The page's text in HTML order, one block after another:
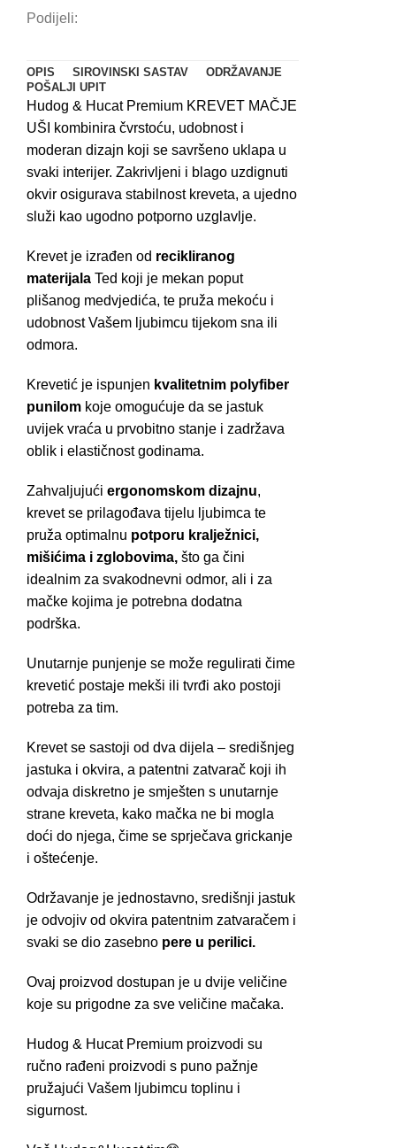
Podijeli:
OPIS SIROVINSKI SASTAV
ODRŽAVANJE
POŠALJI UPIT
Hudog & Hucat Premium KREVET MAČJE
UŠI kombinira čvrstoću, udobnost i
moderan dizajn koji se savršeno uklapa u
svaki interijer. Zakrivljeni i blago uzdignuti
okvir osigurava stabilnost kreveta, a ujedno
služi kao ugodno potporno uzglavlje.
Krevet je izrađen od recikliranog
materijala Ted koji je mekan poput
plišanog medvjedića, te pruža mekoću i
udobnost Vašem ljubimcu tijekom sna ili
odmora.
Krevetić je ispunjen kvalitetnim polyfiber
punilom koje omogućuje da se jastuk
uvijek vraća u prvobitno stanje i zadržava
oblik i elastičnost godinama.
Zahvaljujući ergonomskom dizajnu,
krevet se prilagođava tijelu ljubimca te
pruža optimalnu potporu kralježnici,
mišićima i zglobovima, što ga čini
idealnim za svakodnevni odmor, ali i za
mačke kojima je potrebna dodatna
podrška.
Unutarnje punjenje se može regulirati čime
krevetić postaje mekši ili tvrđi ako postoji
potreba za tim.
Krevet se sastoji od dva dijela – središnjeg
jastuka i okvira, a patentni zatvarač koji ih
odvaja diskretno je smješten s unutarnje
strane kreveta, kako mačka ne bi mogla
doći do njega, čime se sprječava grickanje
i oštećenje.
Održavanje je jednostavno, središnji jastuk
je odvojiv od okvira patentnim zatvaračem i
svaki se dio zasebno pere u perilici.
Ovaj proizvod dostupan je u dvije veličine
koje su prigodne za sve veličine mačaka.
Hudog & Hucat Premium proizvodi su
ručno rađeni proizvodi s puno pažnje
pružajući Vašem ljubimcu toplinu i
sigurnost.